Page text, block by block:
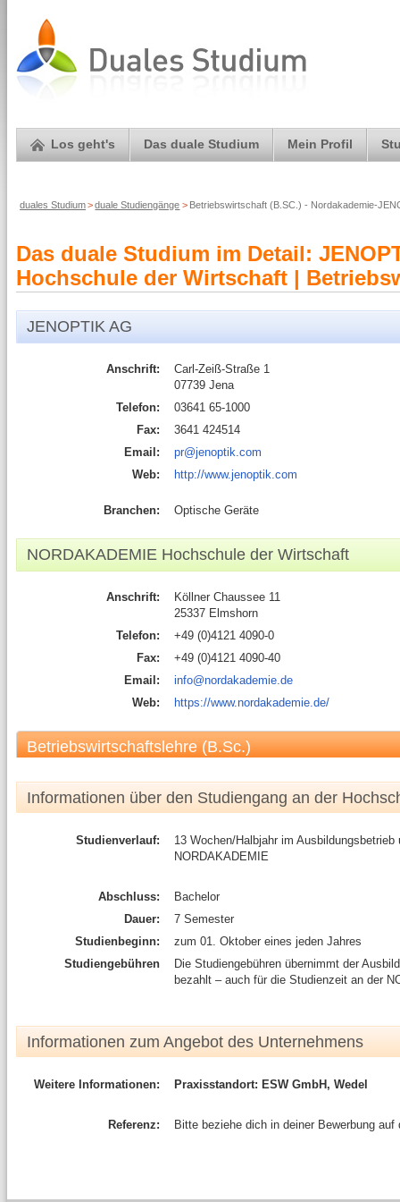
Los geht's Das duale Studium Mein Profil
duales Studium> duale Studiengänge > Betriebswirtschaft (B.SC.) - Nordakademie-
Das duale Studium im Detail:
Hochschule der Wirtschaft |
JENOPTIK AG
Anschrift:
Carl-Zeiß-Straße 1
07739 Jena
Telefon:
03641 65-1000
Fax:
3641 424514
Email:
pr@jenoptik.com
Web:
http://www.jenoptik.com
Branchen: Optische Geräte
NORDAKADEMIE Hochschule der Wirtschaft
Anschrift:
Köllner Chaussee 11
25337 Elmshorn
Telefon:
+49 (0)4121 4090-0
Fax:
+49 (0)4121 4090-40
Email:
info@nordakademie.de
Web:
https://www.nordakademie.de/
Betriebswirtschaftslehre (B.Sc.)
Informationen über den Studiengang an der
Studienverlauf:
13 Wochen/Halbjahr im
NORDAKADEMIE
Abschluss:
Bachelor
Dauer:
7 Semester
Studienbeginn:
zum 01. Oktober eines jeden Jahres
Studiengebühren
Die Studiengebühren übernimmt der
bezahlt – auch für die Studienzeit an der
Informationen zum Angebot des Unternehmens
Weitere Informationen: Praxisstandort: ESW GmbH, Wedel
Referenz: Bitte beziehe dich in deiner Bewerbung auf